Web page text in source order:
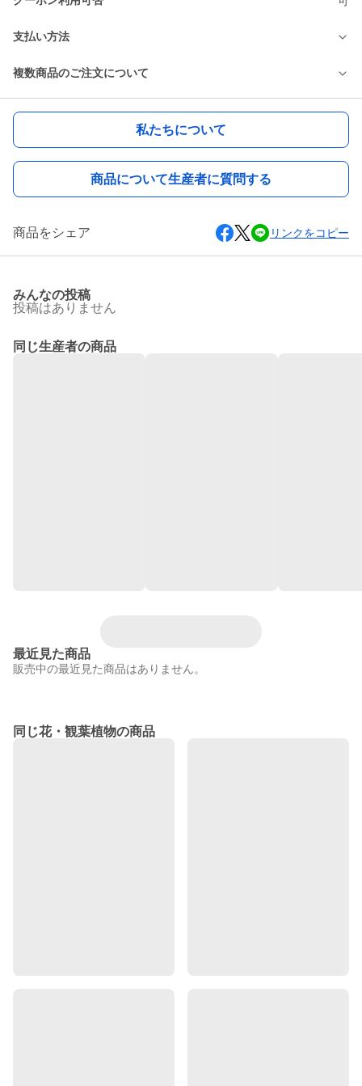
支払い方法
複数商品のご注文について
私たちについて
商品について生産者に質問する
商品をシェア リンクをコピー
みんなの投稿
投稿はありません
同じ生産者の商品
最近見た商品
販売中の最近見た商品はありません。
同じ花・観葉植物の商品